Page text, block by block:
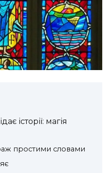
історії: магія
простими словами